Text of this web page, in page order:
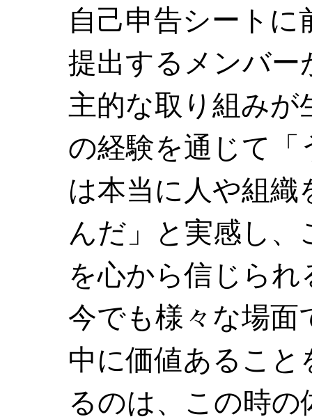
自己申告シート
提出するメンバー
主的な取り組み
の経験を通じて
は本当に人や組
んだ」と実感し
を心から信じら
今でも様々な場面
中に価値あるこ
るのは、この時